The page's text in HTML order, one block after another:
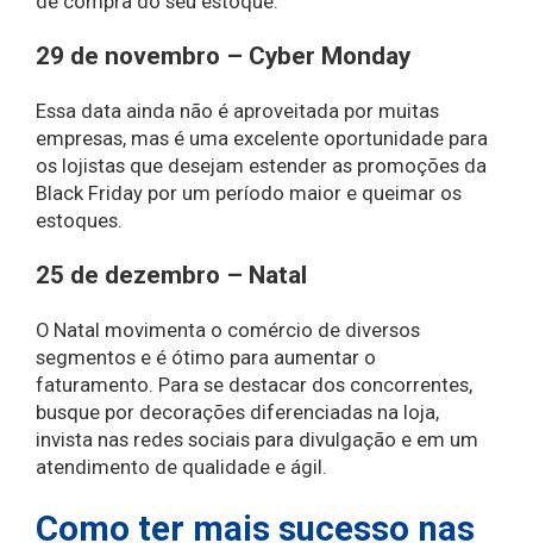
29 de novembro – Cyber Monday
Essa data ainda não é aproveitada por muitas
empresas, mas é uma excelente oportunidade para
os lojistas que desejam estender as promoções da
Black Friday por um período maior e queimar os
estoques.
25 de dezembro – Natal
O Natal movimenta o comércio de diversos
segmentos e é ótimo para aumentar o
faturamento. Para se destacar dos concorrentes,
busque por decorações diferenciadas na loja,
invista nas redes sociais para divulgação e em um
atendimento de qualidade e ágil.
Como ter mais sucesso nas